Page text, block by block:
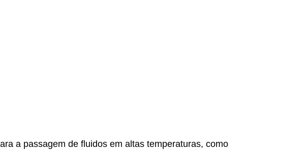
a passagem de fluidos em altas temperaturas, como